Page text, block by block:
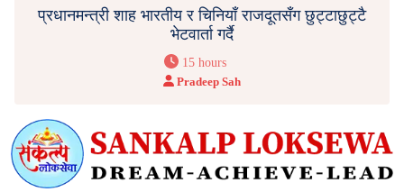
प्रधानमन्त्री शाह भारतीय र चिनियाँ राजदूतसँग छुट्टाछुट्टै
भेटवार्ता गर्दै
15 hours
Pradeep Sah